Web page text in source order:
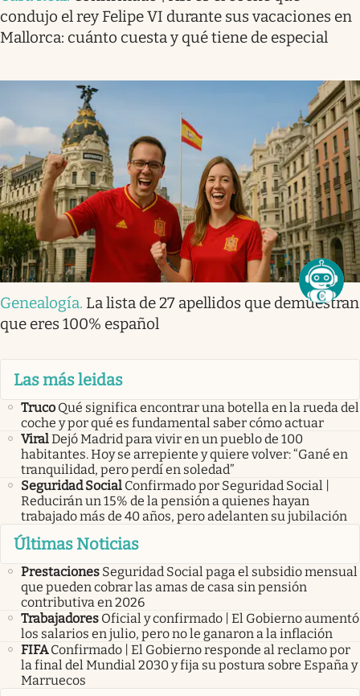
condujo el rey Felipe VI durante sus vacaciones en
Mallorca: cuánto cuesta y qué tiene de especial
Genealogía. La lista de 27 apellidos que demuestran
que eres 100% español
Las más leidas
Truco Qué significa encontrar una botella en la rueda del
coche y por qué es fundamental saber cómo actuar
ViralDejó Madrid para vivir en un pueblo de 100
habitantes. Hoy se arrepiente y quiere volver: “Gané en
tranquilidad, pero perdí en soledad”
Seguridad Social Confirmado por Seguridad Social |
Reducirán un 15% de la pensión a quienes hayan
trabajado más de 40 años, pero adelanten su jubilación
Últimas Noticias
Prestaciones Seguridad Social paga el subsidio mensual
que pueden cobrar las amas de casa sin pensión
contributiva en 2026
Trabajadores Oficial y confirmado | El Gobierno aumentó
los salarios en julio, pero no le ganaron a la inflación
FIFA Confirmado | El Gobierno responde al reclamo por
la final del Mundial 2030 y fija su postura sobre España y
Marruecos